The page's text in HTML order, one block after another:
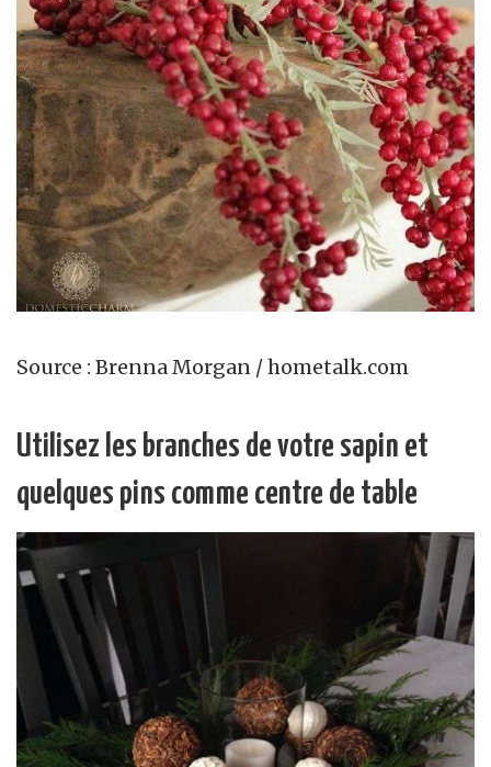
Source : Brenna Morgan / hometalk.com
Utilisez les branches de votre sapin et
quelques pins comme centre de table